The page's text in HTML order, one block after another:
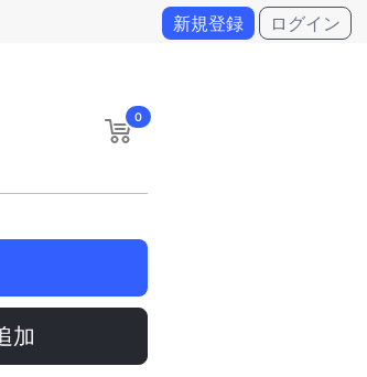
新規登録 ログイン
0
加